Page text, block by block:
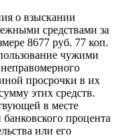
о взыскании
средствами за
8677 руб. 77 коп.
чужими
просрочки в их
этих средств.
в месте
процента
или его